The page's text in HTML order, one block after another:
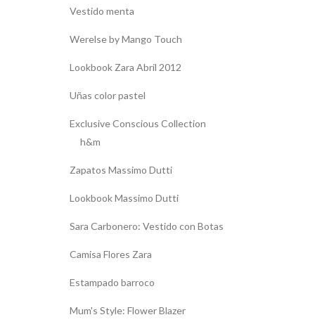
Vestido menta
Werelse by Mango Touch
Lookbook Zara Abril 2012
Uñas color pastel
Exclusive Conscious Collection
h&m
Zapatos Massimo Dutti
Lookbook Massimo Dutti
Sara Carbonero: Vestido con Botas
Camisa Flores Zara
Estampado barroco
Mum's Style: Flower Blazer